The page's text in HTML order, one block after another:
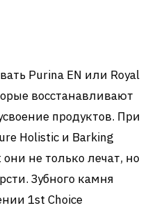
Purina EN или Royal
восстанавливают
продуктов. При
Holistic и Barking
они не только лечат, но
Зубного камня
1st Choice